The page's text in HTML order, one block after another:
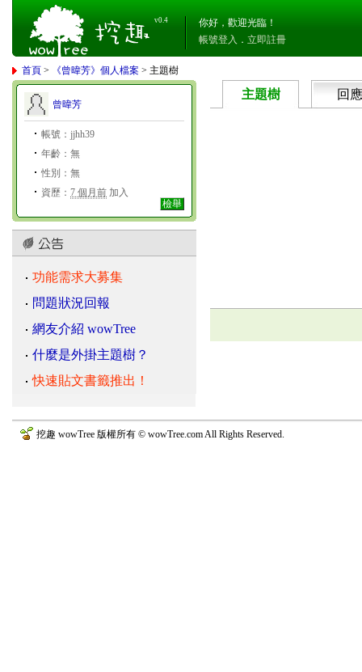
v0.4
你好，歡迎光臨！
帳號登入 ． 立即註冊
首頁 > 《曾暐芳》個人檔案 > 主題樹
曾暐芳
帳號：jjhh39
年齡：無
性別：無
資歷： 7 個月前 加入
檢舉
功能需求大募集
問題狀況回報
網友介紹 wowTree
什麼是外掛主題樹？
快速貼文書籤推出！
主題樹 回應
挖趣 wowTree 版權所有 © wowTree.com All Rights Reserved.